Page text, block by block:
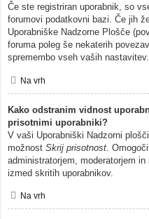
Če ste registriran uporabnik, so
forumovi podatkovni bazi. Če jih
Uporabniške Nadzorne Plošče
foruma poleg še nekaterih
spremembo vseh vaših nastavitev.
Na vrh
Kako odstranim vidnost
prisotnimi uporabniki?
V vaši Uporabniški Nadzorni
možnost Skrij prisotnost .
administratorjem, moderatorjem
izmed skritih uporabnikov.
Na vrh